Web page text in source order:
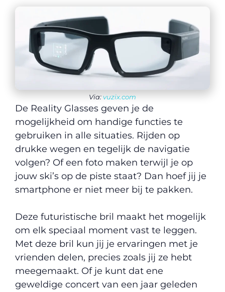
Via:vuzix.com
De Reality Glasses geven je de
mogelijkheid om handige functies te
gebruiken in alle situaties. Rijden op
drukke wegen en tegelijk de navigatie
volgen? Of een foto maken terwijl je op
jouw ski’s op de piste staat? Dan hoef jij je
smartphone er niet meer bij te pakken.
Deze futuristische bril maakt het mogelijk
om elk speciaal moment vast te leggen.
Met deze bril kun jij je ervaringen met je
vrienden delen, precies zoals jij ze hebt
meegemaakt. Of je kunt dat ene
geweldige concert van een jaar geleden